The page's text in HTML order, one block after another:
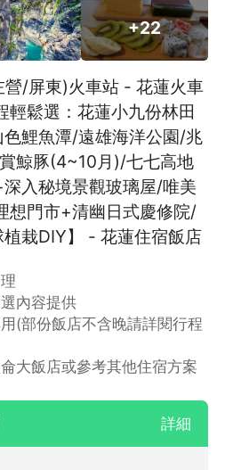
+22
/屏東)火車站 - 花蓮火車
輕鬆選：花蓮小九份林田
鯉魚潭/遠雄海洋公園/兆
鯨豚(4~10月)/七七高地
入秘境景觀玻璃屋/唯美
想門市+清幽日式慶修院/
栽DIY】 - 花蓮住宿飯店
內容提供
(部份飯店不含晚請詳閱行程
大飯店或參考其他住宿方案
詳細
下載APP